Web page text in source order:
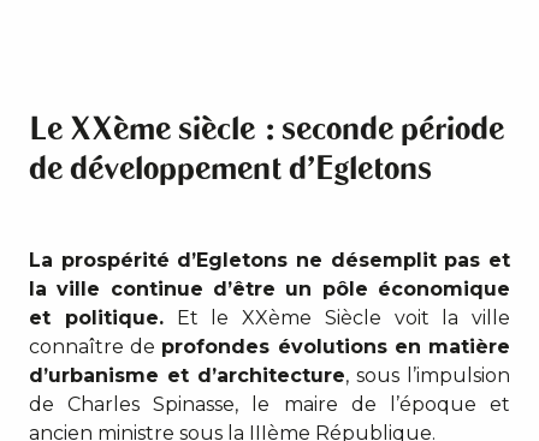
Le XXème siècle : seconde période
de développement d’Egletons
La prospérité d’Egletons ne désemplit pas et
la ville continue d’être un pôle économique
et politique.Et le XXème Siècle voit la ville
connaître de profondes évolutions en matière
d’urbanisme et d’architecture, sous l’impulsion
de Charles Spinasse, le maire de l’époque et
ancien ministre sous la IIIème République.